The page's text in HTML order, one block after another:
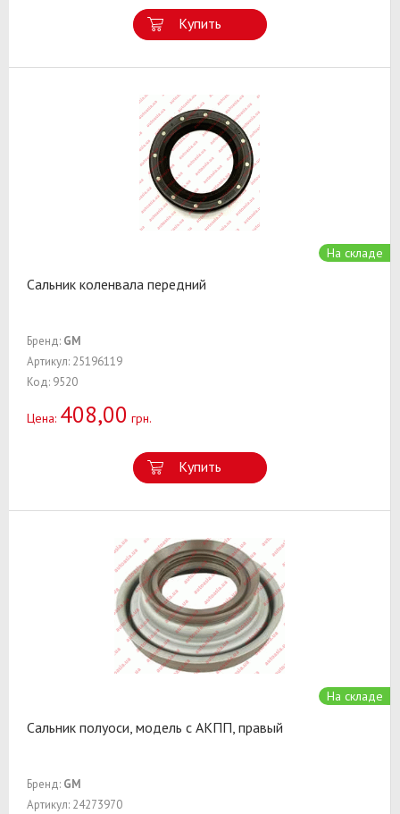
Купить
На складе
Сальник коленвала передний
Бренд: GM
Артикул: 25196119
Код: 9520
Цена: 408,00 грн.
Купить
На складе
Сальник полуоси, модель с АКПП, правый
Бренд: GM
Артикул: 24273970